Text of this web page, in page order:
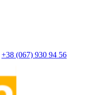
+38 (067) 930 94 56